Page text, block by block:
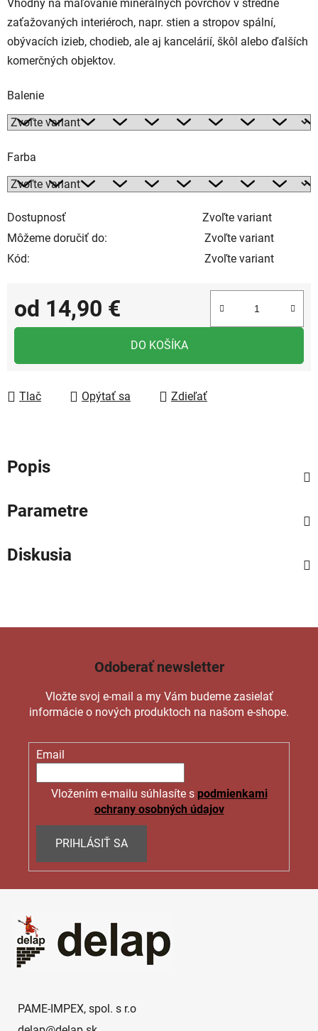
Vhodný na maľovanie minerálnych povrchov v stredne
zaťažovaných interiéroch, napr. stien a stropov spální,
obývacích izieb, chodieb, ale aj kancelárií, škôl alebo ďalších
komerčných objektov.
Balenie
Farba
Dostupnosť
Zvoľte variant
Môžeme doručiť do:
Zvoľte variant
Kód:
Zvoľte variant
od 14,90 €
Jednotková cena:
DO KOŠÍKA
Tlač Opýtať sa Zdieľať
Popis
Parametre
Diskusia
Odoberať newsletter
Vložte svoj e-mail a my Vám budeme zasielať
informácie o nových produktoch na našom e-shope.
Email
Vložením e-mailu súhlasíte s podmienkami
ochrany osobných údajov
PRIHLÁSIŤ SA
PAME-IMPEX, spol. s r.o